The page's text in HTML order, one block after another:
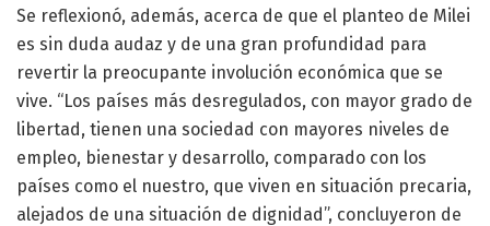
Se reflexionó, además, acerca de que el planteo de Milei
es sin duda audaz y de una gran profundidad para
revertir la preocupante involución económica que se
vive. “Los países más desregulados, con mayor grado de
libertad, tienen una sociedad con mayores niveles de
empleo, bienestar y desarrollo, comparado con los
países como el nuestro, que viven en situación precaria,
alejados de una situación de dignidad”, concluyeron de